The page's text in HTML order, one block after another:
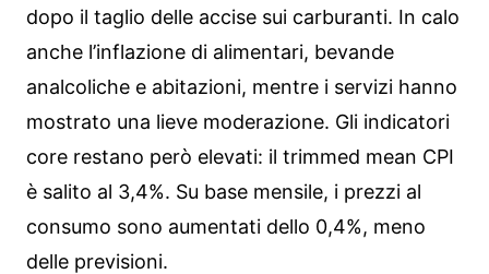
dopo il taglio delle accise sui carburanti. In calo
anche l’inflazione di alimentari, bevande
analcoliche e abitazioni, mentre i servizi hanno
mostrato una lieve moderazione. Gli indicatori
core restano però elevati: il trimmed mean CPI
è salito al 3,4%. Su base mensile, i prezzi al
consumo sono aumentati dello 0,4%, meno
delle previsioni.